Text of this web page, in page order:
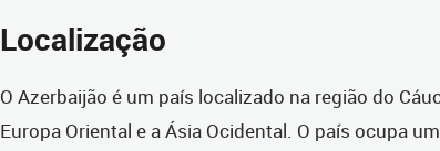
Localização
O Azerbaijão é um país localizado na região do
Europa Oriental e a Ásia Ocidental. O país ocupa